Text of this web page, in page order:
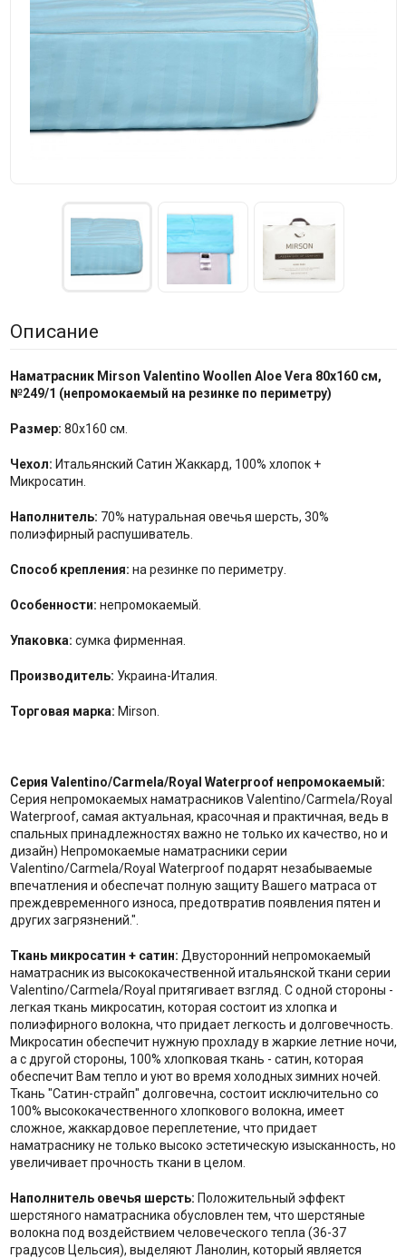
Описание
Наматрасник Mirson Valentino Woollen Aloe Vera 80x160 см,
№249/1 (непромокаемый на резинке по периметру)
Размер: 80x160 см.
Чехол: Итальянский Сатин Жаккард, 100% хлопок +
Микросатин.
Наполнитель: 70% натуральная овечья шерсть, 30%
полиэфирный распушиватель.
Способ крепления: на резинке по периметру.
Особенности: непромокаемый.
Упаковка: сумка фирменная.
Производитель: Украина-Италия.
Торговая марка: Mirson.
Серия Valentino/Carmela/Royal Waterproof непромокаемый:
Серия непромокаемых наматрасников Valentino/Carmela/Royal
Waterproof, самая актуальная, красочная и практичная, ведь в
спальных принадлежностях важно не только их качество, но и
дизайн) Непромокаемые наматрасники серии
Valentino/Carmela/Royal Waterproof подарят незабываемые
впечатления и обеспечат полную защиту Вашего матраса от
преждевременного износа, предотвратив появления пятен и
других загрязнений.".
Ткань микросатин + сатин: Двусторонний непромокаемый
наматрасник из высококачественной итальянской ткани серии
Valentino/Carmela/Royal притягивает взгляд. С одной стороны -
легкая ткань микросатин, которая состоит из хлопка и
полиэфирного волокна, что придает легкость и долговечность.
Микросатин обеспечит нужную прохладу в жаркие летние ночи,
а с другой стороны, 100% хлопковая ткань - сатин, которая
обеспечит Вам тепло и уют во время холодных зимних ночей.
Ткань "Сатин-страйп" долговечна, состоит исключительно со
100% высококачественного хлопкового волокна, имеет
сложное, жаккардовое переплетение, что придает
наматраснику не только высоко эстетическую изысканность, но
увеличивает прочность ткани в целом.
Наполнитель овечья шерсть: Положительный эффект
шерстяного наматрасника обусловлен тем, что шерстяные
волокна под воздействием человеческого тепла (36-37
градусов Цельсия), выделяют Ланолин, который является